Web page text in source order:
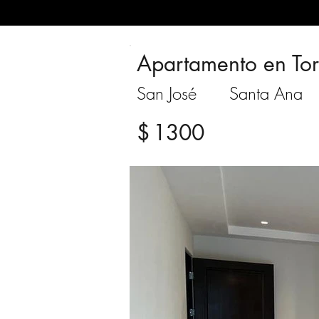
Apartamento en
San José Santa Ana
$ 1300